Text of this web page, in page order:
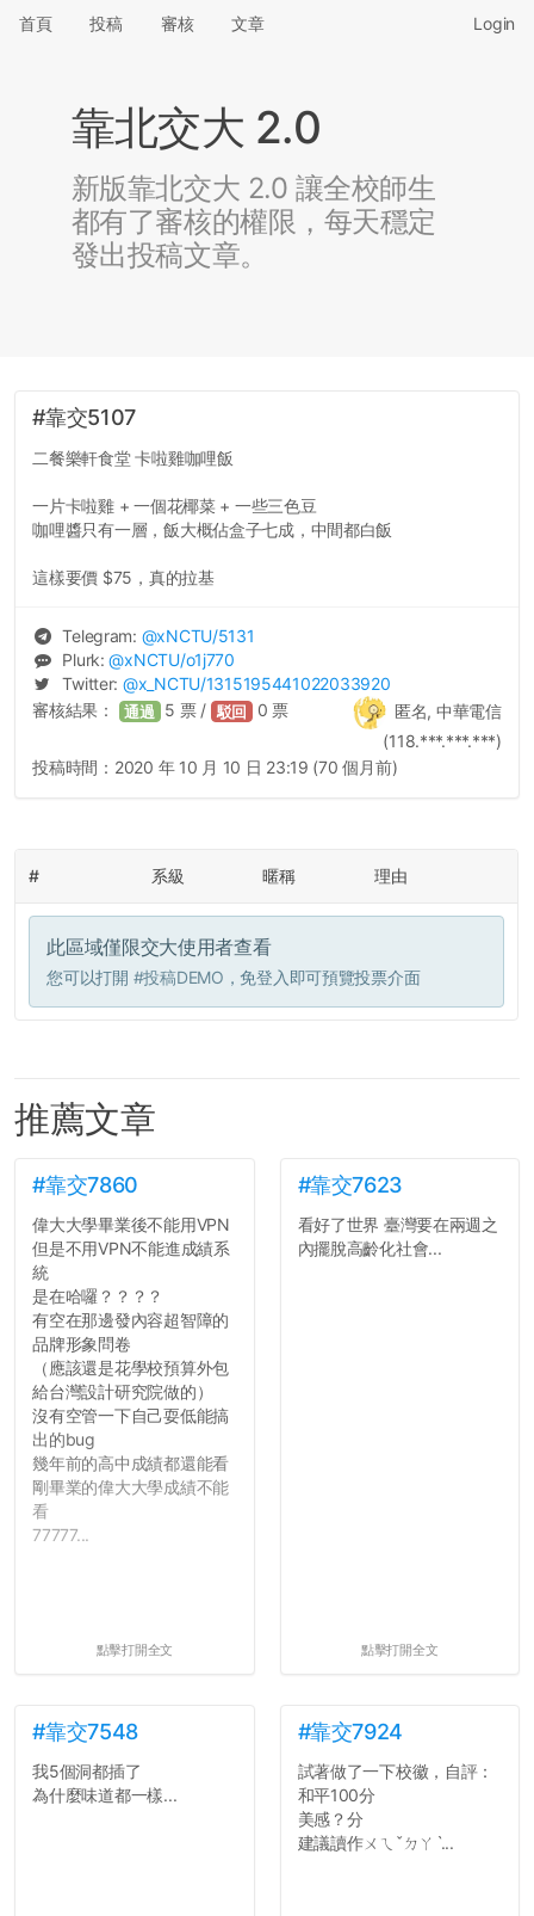
首頁 投稿 審核 文章 Login
靠北交大 2.0
新版靠北交大 2.0 讓全校師生
都有了審核的權限，每天穩定
發出投稿文章。
#靠交5107
二餐樂軒食堂 卡啦雞咖哩飯
一片卡啦雞 + 一個花椰菜 + 一些三色豆
咖哩醬只有一層，飯大概佔盒子七成，中間都白飯
這樣要價 $75，真的拉基
Telegram: @xNCTU/5131
Plurk:@xNCTU/o1j770
Twitter: @x_NCTU/1315195441022033920
匿名, 中華電信
(118.***.***.***)
審核結果： 通過 5 票 / 駁回 0 票
投稿時間： 2020 年 10 月 10 日 23:19 (70 個月前)
# 系級 暱稱 理由
此區域僅限交大使用者查看
您可以打開 #投稿DEMO ，免登入即可預覽投票介面
推薦文章
#靠交7860
偉大大學畢業後不能用VPN
但是不用VPN不能進成績系
統
是在哈囉？？？？
有空在那邊發內容超智障的
品牌形象問卷
（應該還是花學校預算外包
給台灣設計研究院做的）
沒有空管一下自己耍低能搞
出的bug
幾年前的高中成績都還能看
剛畢業的偉大大學成績不能
看
77777...
點擊打開全文
#靠交7623
看好了世界 臺灣要在兩週之
內擺脫高齡化社會...
點擊打開全文
#靠交7548
我5個洞都插了
為什麼味道都一樣...
#靠交7924
試著做了一下校徽，自評：
和平100分
美感？分
建議讀作ㄨㄟˇㄉㄚˋ...